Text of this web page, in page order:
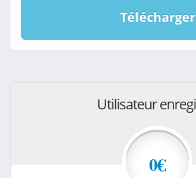
Télécharger
Utilisateur
0€